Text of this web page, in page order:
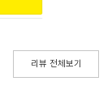
리뷰 전체보기